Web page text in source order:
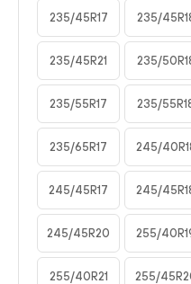
235/45R17 235/
235/45R21 235/
235/55R17 235/
235/65R17 245/
245/45R17 245/
245/45R20 255/
255/40R21 255/